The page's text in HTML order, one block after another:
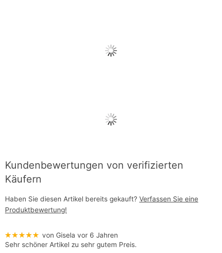
Kundenbewertungen von verifizierten
Käufern
Haben Sie diesen Artikel bereits gekauft? Verfassen Sie eine
Produktbewertung!
★★★★★ von Gisela vor 6 Jahren
Sehr schöner Artikel zu sehr gutem Preis.